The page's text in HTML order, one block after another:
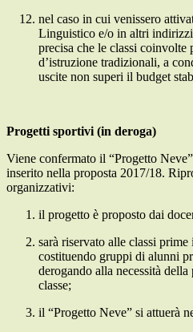
nel caso in cui venissero
Linguistico e/o in altri
precisa che le classi coinvolte
d’istruzione tradizionali, a
uscite non superi il budget
Progetti sportivi (in deroga)
Viene confermato il “Progetto
inserito nella proposta 2017/18.
organizzativi:
il progetto è proposto dai
sarà riservato alle classi
costituendo gruppi di alunni
derogando alla necessità
classe;
il “Progetto Neve” si attuerà